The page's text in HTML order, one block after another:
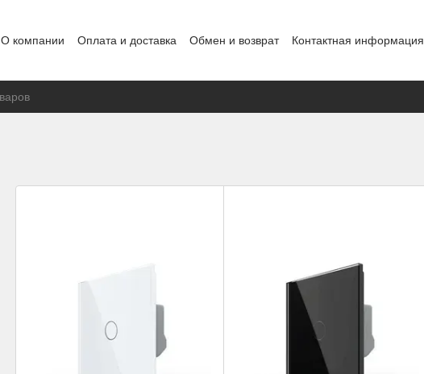
О компании Оплата и доставка Обмен и возврат Контактная информация